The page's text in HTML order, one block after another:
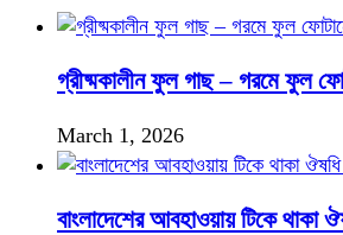
গ্রীষ্মকালীন ফুল গাছ – গরমে ফুল
March 1, 2026
বাংলাদেশের আবহাওয়ায় টিকে থাকা